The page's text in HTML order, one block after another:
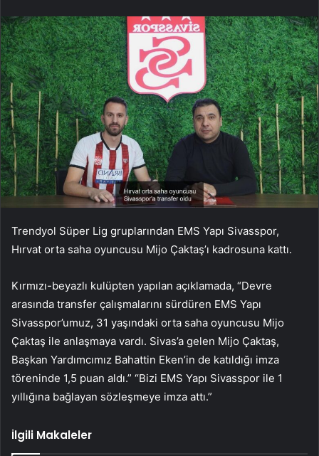
Trendyol Süper Lig gruplarından EMS Yapı Sivasspor,
Hırvat orta saha oyuncusu Mijo Çaktaş’ı kadrosuna kattı.
Kırmızı-beyazlı kulüpten yapılan açıklamada, “Devre
arasında transfer çalışmalarını sürdüren EMS Yapı
Sivasspor’umuz, 31 yaşındaki orta saha oyuncusu Mijo
Çaktaş ile anlaşmaya vardı. Sivas’a gelen Mijo Çaktaş,
Başkan Yardımcımız Bahattin Eken’in de katıldığı imza
töreninde 1,5 puan aldı.” “Bizi EMS Yapı Sivasspor ile 1
yıllığına bağlayan sözleşmeye imza attı.”
İlgili Makaleler